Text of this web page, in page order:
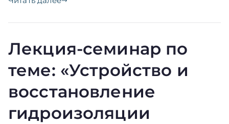
Лекция-семинар по
теме: «Устройство и
восстановление
гидроизоляции